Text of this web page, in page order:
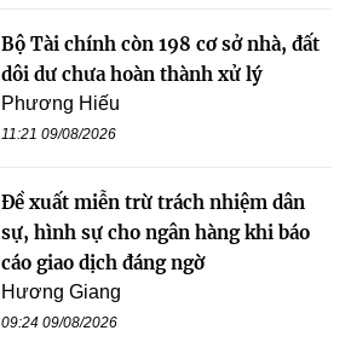
Bộ Tài chính còn 198 cơ sở nhà, đất
dôi dư chưa hoàn thành xử lý
Phương Hiếu
11:21 09/08/2026
Đề xuất miễn trừ trách nhiệm dân
sự, hình sự cho ngân hàng khi báo
cáo giao dịch đáng ngờ
Hương Giang
09:24 09/08/2026